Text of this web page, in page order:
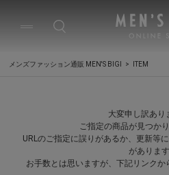
メンズファッション通販 MEN'S BIGI ITEM
大変申し訳あり
ご指定の商品が見つか
URLのご指定に誤りがあるか、更新等
があります
お手数とは思いますが、下記リンクか